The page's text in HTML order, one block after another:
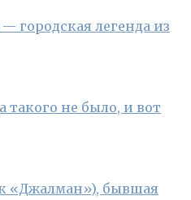
городская легенда из
такого не было, и вот
«Джалман»), бывшая